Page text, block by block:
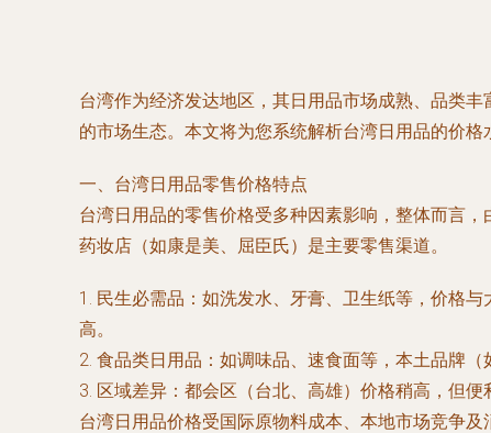
台湾作为经济发达地区，其日用品市场成熟、品类
的市场生态。本文将为您系统解析台湾日用品的价格
一、台湾日用品零售价格特点
台湾日用品的零售价格受多种因素影响，整体而言
药妆店（如康是美、屈臣氏）是主要零售渠道。
1. 民生必需品：如洗发水、牙膏、卫生纸等，价格
高。
2. 食品类日用品：如调味品、速食面等，本土品牌
3. 区域差异：都会区（台北、高雄）价格稍高，但
台湾日用品价格受国际原物料成本、本地市场竞争及